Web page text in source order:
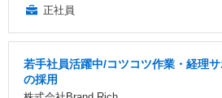
正社員
若手社員活躍中/コツコツ作業・経理
の採用